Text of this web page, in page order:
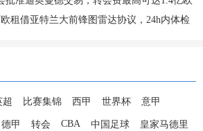
租借亚特兰大前锋图雷达协议，24h内体检
超 比赛集锦 西甲 世界杯 意甲
德甲 转会 CBA 中国足球 皇家马德里